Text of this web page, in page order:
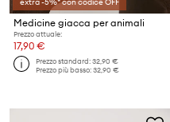
extra -5%* con codice OFF
Medicine giacca per animali
Prezzo attuale:
17,90 €
Prezzo standard:32,90 €
Prezzo più basso:32,90 €